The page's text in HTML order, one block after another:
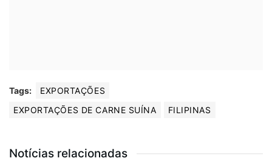
Tags:
EXPORTAÇÕES
EXPORTAÇÕES DE CARNE SUÍNA
FILIPINAS
Notícias relacionadas